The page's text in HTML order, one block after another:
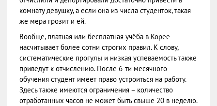
комнату девушку, а если она из числа студенток, такая
же мера грозит и ей.
Вообще, платная или бесплатная учёба в Корее
насчитывает более сотни строгих правил. К слову,
систематические прогулы и низкая успеваемость также
приведут к отчислению. После 6-ти месячного
обучения студент имеет право устроиться на работу.
Здесь также имеются ограничения – количество
отработанных часов не может быть свыше 20 в неделю.